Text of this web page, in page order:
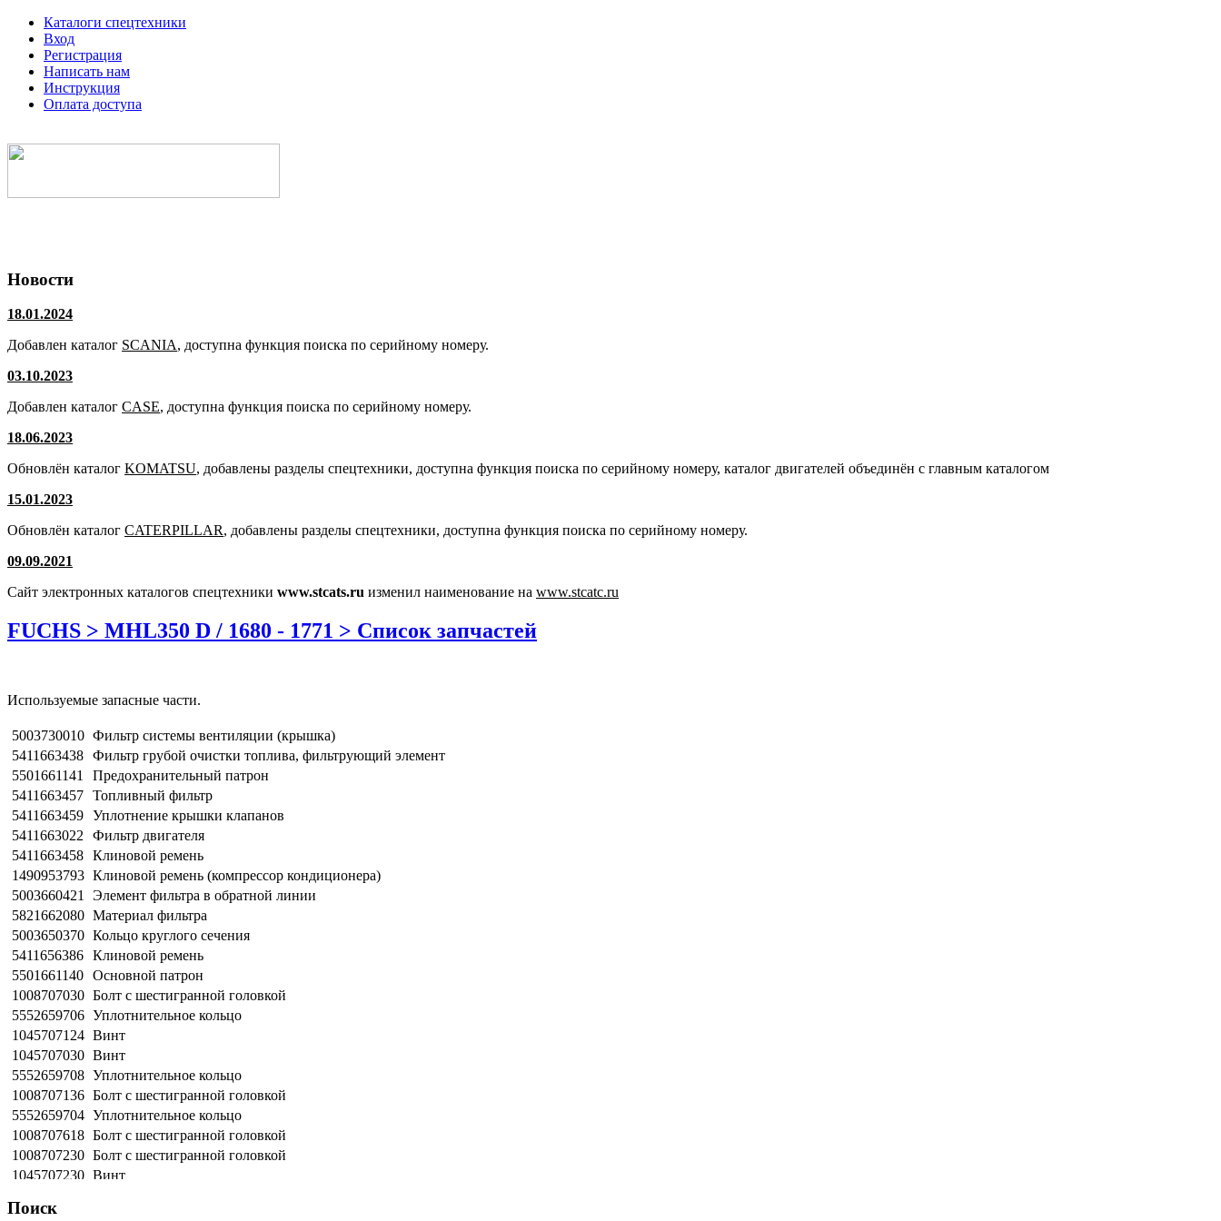
Каталоги спецтехники
Вход
Регистрация
Написать нам
Инструкция
Оплата доступа
Новости
18.01.2024
Добавлен каталог SCANIA, доступна функция поиска по серийному номеру.
03.10.2023
Добавлен каталог CASE, доступна функция поиска по серийному номеру.
18.06.2023
Обновлён каталог KOMATSU, добавлены разделы спецтехники, доступна функция поиска по серийному номеру, каталог двигателей объединён с главным каталогом
15.01.2023
Обновлён каталог CATERPILLAR, добавлены разделы спецтехники, доступна функция поиска по серийному номеру.
09.09.2021
Сайт электронных каталогов спецтехники www.stcats.ru изменил наименование на www.stcatc.ru
FUCHS > MHL350 D / 1680 - 1771 > Список запчастей
Используемые запасные части.
5003730010 Фильтр системы вентиляции (крышка)
5411663438 Фильтр грубой очистки топлива, фильтрующий элемент
5501661141
Предохранительный патрон
5411663457 Топливный фильтр
5411663459 Уплотнение крышки клапанов
5411663022
Фильтр двигателя
5411663458 Клиновой ремень
1490953793 Клиновой ремень (компрессор кондиционера)
5003660421
Элемент фильтра в обратной линии
5821662080 Материал фильтра
5003650370 Кольцо круглого сечения
5411656386 Клиновой ремень
5501661140 Основной патрон
1008707030 Болт с шестигранной головкой
5552659706 Уплотнительное кольцо
1045707124 Винт
1045707030 Винт
5552659708 Уплотнительное кольцо
1008707136 Болт с шестигранной головкой
5552659704 Уплотнительное кольцо
1008707618 Болт с шестигранной головкой
1008707230 Болт с шестигранной головкой
1045707230 Винт
1008707241
Поиск